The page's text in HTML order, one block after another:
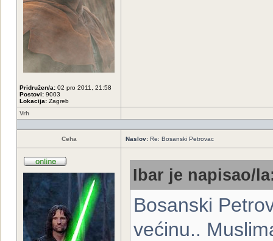
Pridružen/a: 02 pro 2011, 21:58
Postovi: 9003
Lokacija: Zagreb
Vrh
Ceha Naslov: Re: Bosanski Petrovac
Ibar je napisao/
Bosanski
većinu..